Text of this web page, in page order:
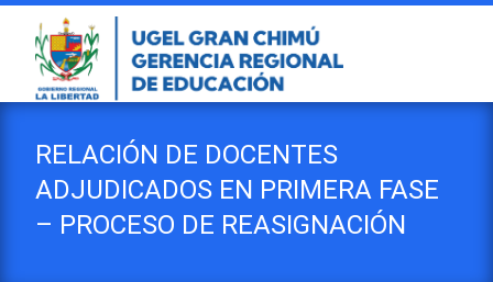
RELACIÓN DE DOCENTES
ADJUDICADOS EN PRIMERA FASE
– PROCESO DE REASIGNACIÓN